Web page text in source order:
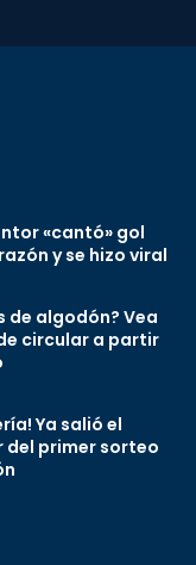
«cantó» gol
y se hizo viral
de algodón? Vea
circular a partir
Ya salió el
del primer sorteo